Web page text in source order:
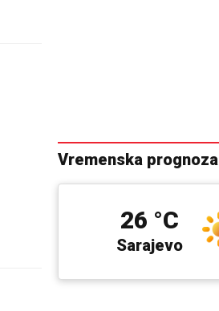
Vremenska prognoza
Sarajevo
26 °C